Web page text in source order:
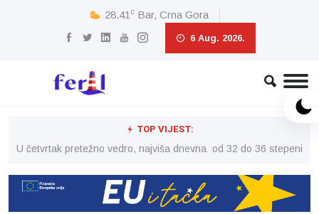
28.41 c Bar, Crna Gora
6 Aug. 2026.
TOP VIJEST:
U četvrtak pretežno vedro, najviša dnevna od 32 do 36 stepeni